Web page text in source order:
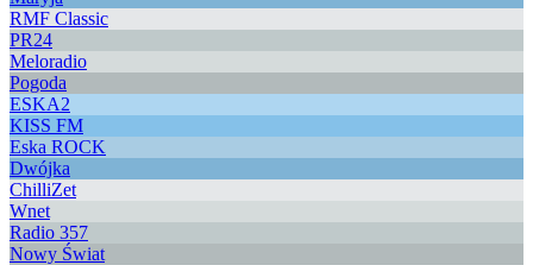
RMF Classic
PR24
Meloradio
Pogoda
ESKA2
KISS FM
Eska ROCK
Dwójka
ChilliZet
Wnet
Radio 357
Nowy Świat